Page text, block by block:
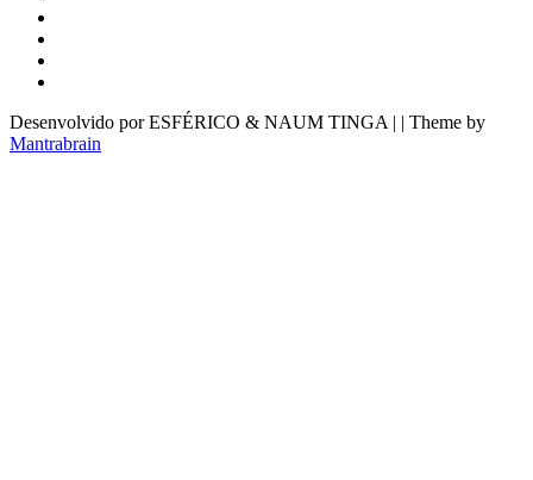
Desenvolvido por ESFÉRICO & NAUM TINGA | | Theme by
Mantrabrain